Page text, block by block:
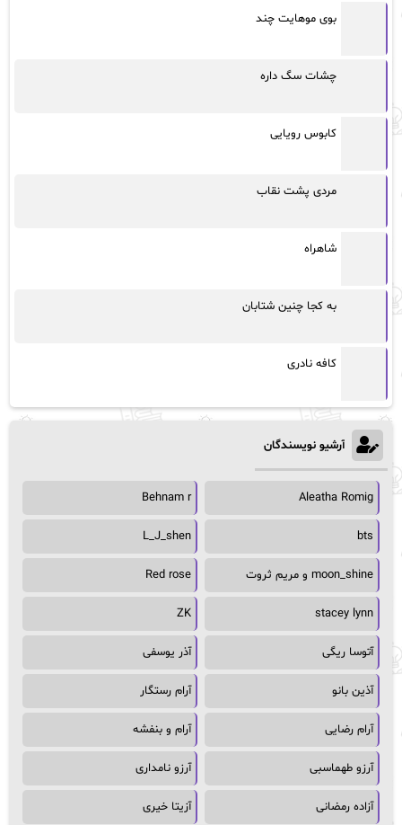
بوی موهایت چند
چشات سگ داره
کابوس رویایی
مردی پشت نقاب
شاهراه
به کجا چنین شتابان
کافه نادری
آرشیو نویسندگان
Aleatha Romig
Behnam r
bts
L_J_shen
moon_shine و مریم ثروت Red rose
stacey lynn
ZK
آتوسا ریگی آذر یوسفی
آذین بانو آرام رستگار
آرام رضایی آرام و بنفشه
آرزو طهماسبی آرزو نامداری
آزاده رمضانی آزیتا خیری